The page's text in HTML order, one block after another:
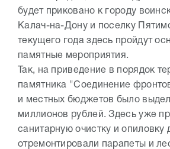
будет приковано к городу
Калач-на-Дону и поселку
текущего года здесь пройдут
памятные мероприятия.
Так, на приведение в порядок
памятника "Соединение
и местных бюджетов было
миллионов рублей. Здесь уже
санитарную очистку и опиловку
отремонтировали парапеты и